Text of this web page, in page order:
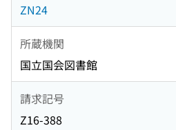
ZN24
所蔵機関
国立国会図書館
請求記号
Z16-388